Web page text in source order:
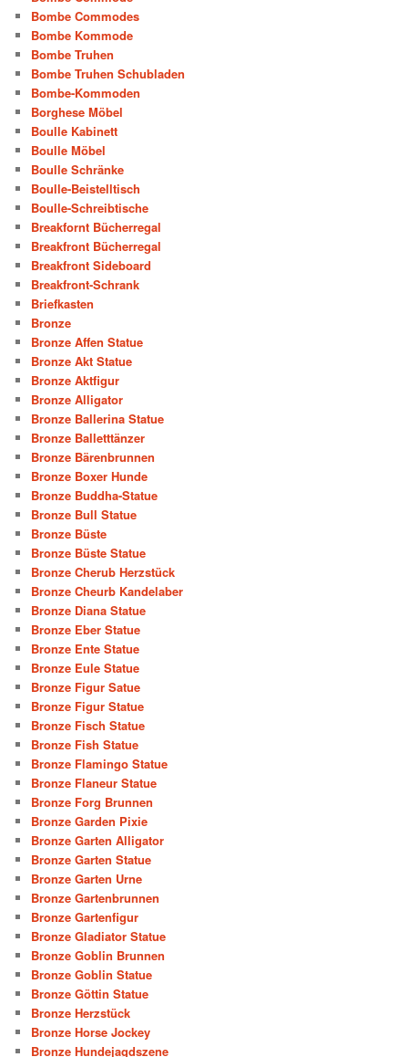
Bombe Commodes
Bombe Kommode
Bombe Truhen
Bombe Truhen Schubladen
Bombe-Kommoden
Borghese Möbel
Boulle Kabinett
Boulle Möbel
Boulle Schränke
Boulle-Beistelltisch
Boulle-Schreibtische
Breakfornt Bücherregal
Breakfront Bücherregal
Breakfront Sideboard
Breakfront-Schrank
Briefkasten
Bronze
Bronze Affen Statue
Bronze Akt Statue
Bronze Aktfigur
Bronze Alligator
Bronze Ballerina Statue
Bronze Balletttänzer
Bronze Bärenbrunnen
Bronze Boxer Hunde
Bronze Buddha-Statue
Bronze Bull Statue
Bronze Büste
Bronze Büste Statue
Bronze Cherub Herzstück
Bronze Cheurb Kandelaber
Bronze Diana Statue
Bronze Eber Statue
Bronze Ente Statue
Bronze Eule Statue
Bronze Figur Satue
Bronze Figur Statue
Bronze Fisch Statue
Bronze Fish Statue
Bronze Flamingo Statue
Bronze Flaneur Statue
Bronze Forg Brunnen
Bronze Garden Pixie
Bronze Garten Alligator
Bronze Garten Statue
Bronze Garten Urne
Bronze Gartenbrunnen
Bronze Gartenfigur
Bronze Gladiator Statue
Bronze Goblin Brunnen
Bronze Goblin Statue
Bronze Göttin Statue
Bronze Herzstück
Bronze Horse Jockey
Bronze Hundejagdszene